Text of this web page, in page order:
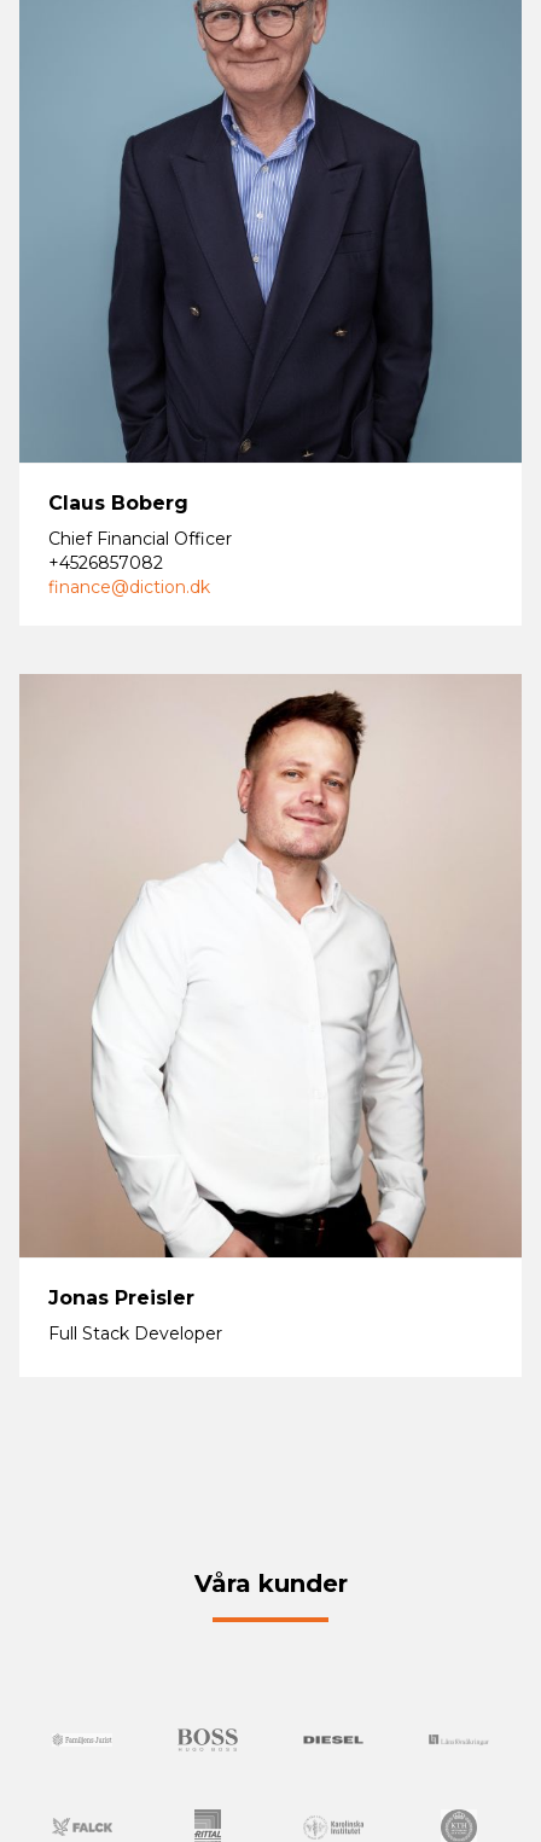
Claus Boberg
Chief Financial Officer
+4526857082
finance@diction.dk
Jonas Preisler
Full Stack Developer
Våra kunder